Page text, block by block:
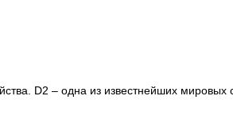
D2 – одна из известнейших мировых